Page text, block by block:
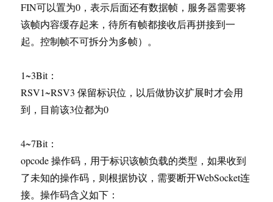
FIN可以置为0，表示后面还有数据帧，服务器需要将
该帧内容缓存起来，待所有帧都接收后再拼接到一
起。控制帧不可拆分为多帧）。
1~3Bit：
RSV1~RSV3 保留标识位，以后做协议扩展时才会用
到，目前该3位都为0
4~7Bit：
opcode 操作码，用于标识该帧负载的类型，如果收到
了未知的操作码，则根据协议，需要断开WebSocket连
接。操作码含义如下：